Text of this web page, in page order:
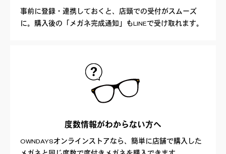
事前に登録・連携しておくと、店頭での受付がスムーズ
に。購入後の「メガネ完成通知」もLINEで受け取れます。
度数情報がわからない方へ
OWNDAYSオンラインストアなら、簡単に店舗で購入した